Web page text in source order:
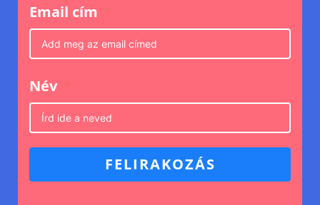
Email cím
Név
FELIRAKOZÁS